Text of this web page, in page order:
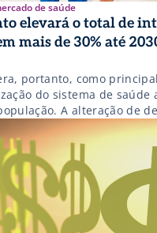
de saúde
elevará o total de
mais de 30% até
portanto, como
do sistema de saúde
A alteração de
os tipos de procedimentos.